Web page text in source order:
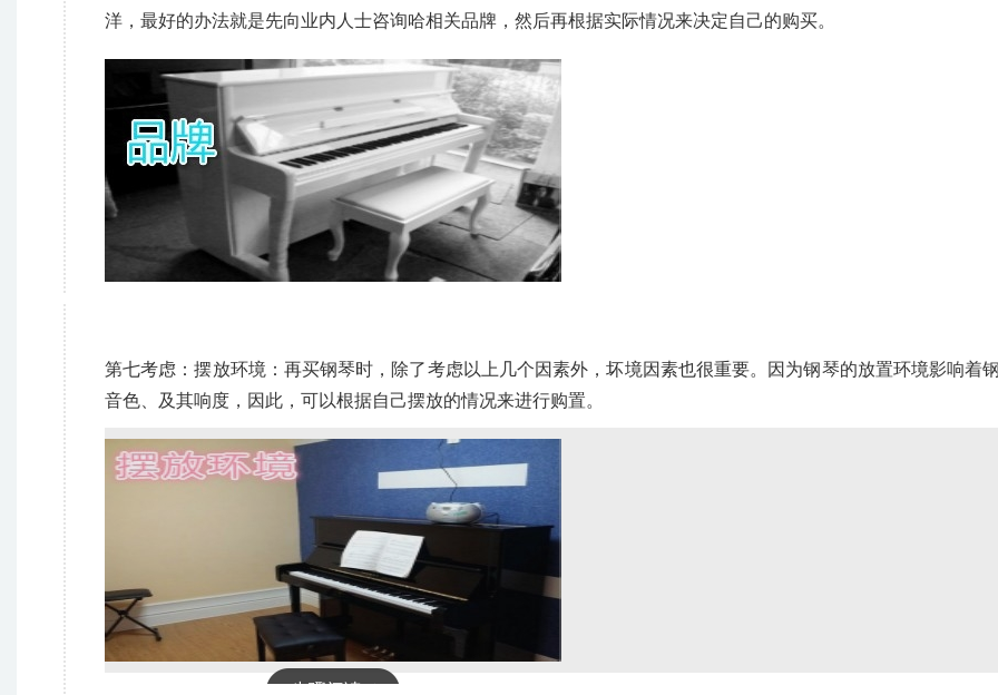
洋，最好的办法就是先向业内人士咨询哈相关品牌，然后再根据实际情况来决定自己的购买。
第七考虑：摆放环境：再买钢琴时，除了考虑以上几个因素外，坏境因素也很重要。因为钢琴的放置环境影响着
音色、及其响度，因此，可以根据自己摆放的情况来进行购置。
步骤阅读